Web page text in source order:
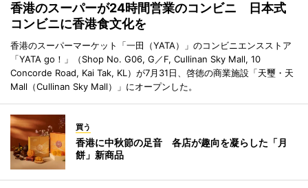
香港のスーパーが24時間営業のコンビニ 日本式
コンビニに香港食文化を
香港のスーパーマーケット「一田（YATA）」のコンビニエンスストア
「YATA go！」（Shop No. G06, G／F, Cullinan Sky Mall, 10
Concorde Road, Kai Tak, KL）が7月31日、啓徳の商業施設「天璽・天
Mall（Cullinan Sky Mall）」にオープンした。
買う
香港に中秋節の足音 各店が趣向を凝らした「月
餅」新商品